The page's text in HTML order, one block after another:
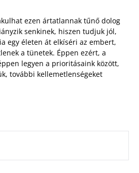
ezen ártatlannak tűnő dolog
senkinek, hiszen tudjuk jól,
egy életen át elkíséri az embert,
a tünetek. Éppen ezért, a
legyen a prioritásaink között,
további kellemetlenségeket